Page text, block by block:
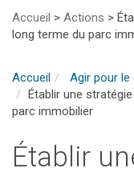
Accueil > Actions >
long terme du parc
Accueil Agir pour le
Établir une
parc immobilier
Établir